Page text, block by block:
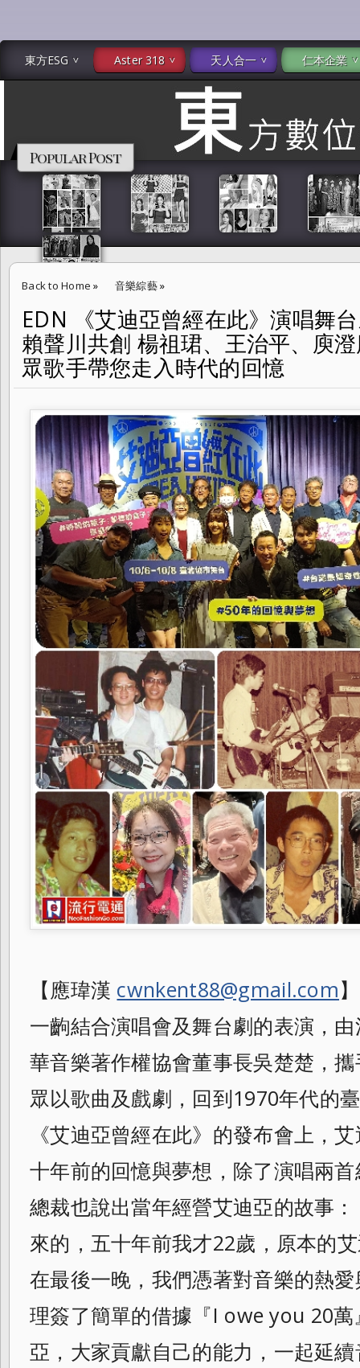
東方ESG Aster 318 天人合一 仁本企業
Popular Post
Back to Home » 音樂綜藝»
EDN 《艾迪亞曾經在此》演唱舞台劇由陳立恆、吳楚楚 與賴聲川共創
金智娟等眾歌手帶您走入時代的回憶
EDN 《艾迪亞曾經在此》演唱舞
賴聲川共創 楊祖珺、王治平、庾
眾歌手帶您走入時代的回憶
【應瑋漢 cwnkent88@gmail.com
一齣結合演唱會及舞台劇的表演，
華音樂著作權協會董事長吳楚楚，
眾以歌曲及戲劇， 回到1970年代的
《艾迪亞曾經在此》 的發布會上，
十年前的回憶與夢想， 除了演唱兩
總裁也說出當年經營艾迪亞的故事
來的，五十年前我才22歲， 原本的
在最後一晚， 我們憑著對音樂的熱
理簽了簡單的借據『I owe you 20萬
亞，大家貢獻自己的能力， 一起延